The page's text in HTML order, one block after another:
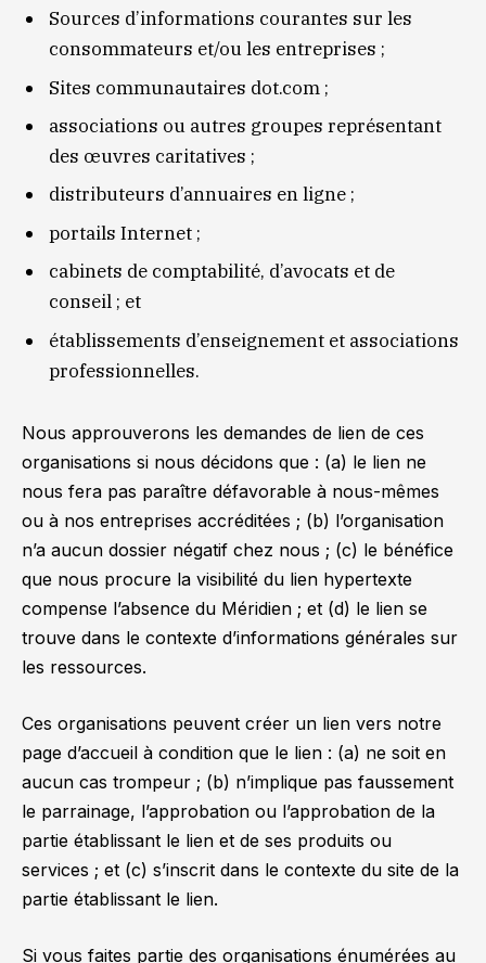
Sources d’informations courantes sur les
consommateurs et/ou les entreprises ;
Sites communautaires dot.com ;
associations ou autres groupes représentant
des œuvres caritatives ;
distributeurs d’annuaires en ligne ;
portails Internet ;
cabinets de comptabilité, d’avocats et de
conseil ; et
établissements d’enseignement et associations
professionnelles.
Nous approuverons les demandes de lien de ces
organisations si nous décidons que : (a) le lien ne
nous fera pas paraître défavorable à nous-mêmes
ou à nos entreprises accréditées ; (b) l’organisation
n’a aucun dossier négatif chez nous ; (c) le bénéfice
que nous procure la visibilité du lien hypertexte
compense l’absence du Méridien ; et (d) le lien se
trouve dans le contexte d’informations générales sur
les ressources.
Ces organisations peuvent créer un lien vers notre
page d’accueil à condition que le lien : (a) ne soit en
aucun cas trompeur ; (b) n’implique pas faussement
le parrainage, l’approbation ou l’approbation de la
partie établissant le lien et de ses produits ou
services ; et (c) s’inscrit dans le contexte du site de la
partie établissant le lien.
Si vous faites partie des organisations énumérées au